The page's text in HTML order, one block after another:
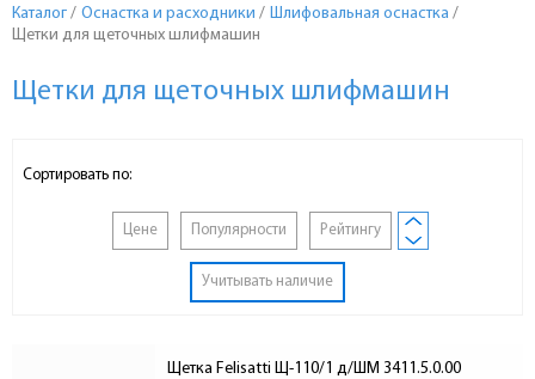
Каталог / Оснастка и расходники / Шлифовальная оснастка /
Щетки для щеточных шлифмашин
Щетки для щеточных шлифмашин
Сортировать по:
Цене Популярности Рейтингу
Учитывать наличие
Щетка Felisatti Щ-110/1 д/ШМ 3411.5.0.00